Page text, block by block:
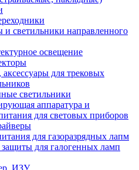
светильники направленного
освещение
аксессуары для трековых
светильники
аппаратура и
для световых приборов
для газоразрядных лапм
для галогенных ламп
ИЗУ